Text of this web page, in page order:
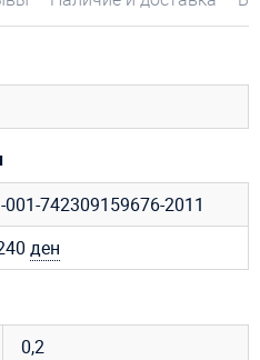
742309159676-2011
ден
0,2